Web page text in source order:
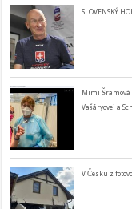
SLOVENSKÝ
Mimi Šramová
Vašáryovej a
V Česku z